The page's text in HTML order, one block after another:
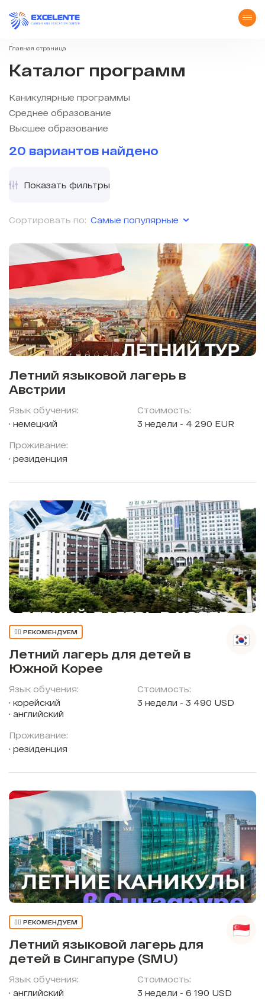
Главная страница
Каталог программ
Каникулярные программы
Среднее образование
Высшее образование
20 вариантов найдено
Сортировать по: Самые популярные
Показать фильтры
Летний языковой лагерь в
Австрии
Язык обучения:
немецкий
Проживание:
резиденция
Стоимость:
3 недели - 4 290 EUR
👍🏼 РЕКОМЕНДУЕМ
Летний лагерь для детей в
Южной Корее
Язык обучения:
корейский
английский
Проживание:
резиденция
Стоимость:
3 недели - 3 490 USD
👍🏼 РЕКОМЕНДУЕМ
Летний языковой лагерь для
детей в Сингапуре (SMU)
Язык обучения:
английский
Стоимость:
3 недели - 6 190 USD